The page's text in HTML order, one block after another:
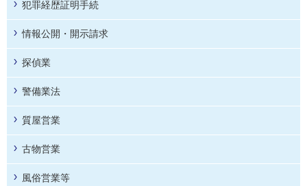
犯罪経歴証明手続
情報公開・開示請求
探偵業
警備業法
質屋営業
古物営業
風俗営業等